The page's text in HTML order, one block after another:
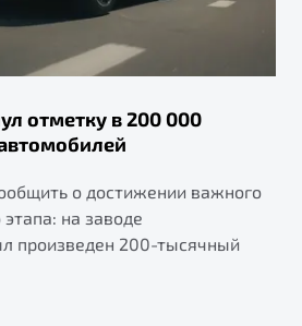
отметку в 200 000
о достижении важного
на заводе
произведен 200-тысячный